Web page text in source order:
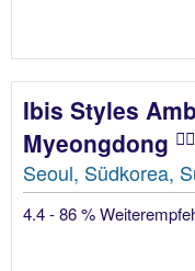
Ibis Styles
Myeongdong
Seoul, Südkorea,
4.4 - 86 %